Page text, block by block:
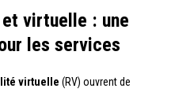
virtuelle : une
les services
virtuelle (RV) ouvrent de